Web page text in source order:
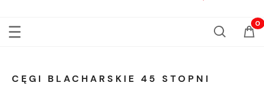
CĘGI BLACHARSKIE 45 STOPNI